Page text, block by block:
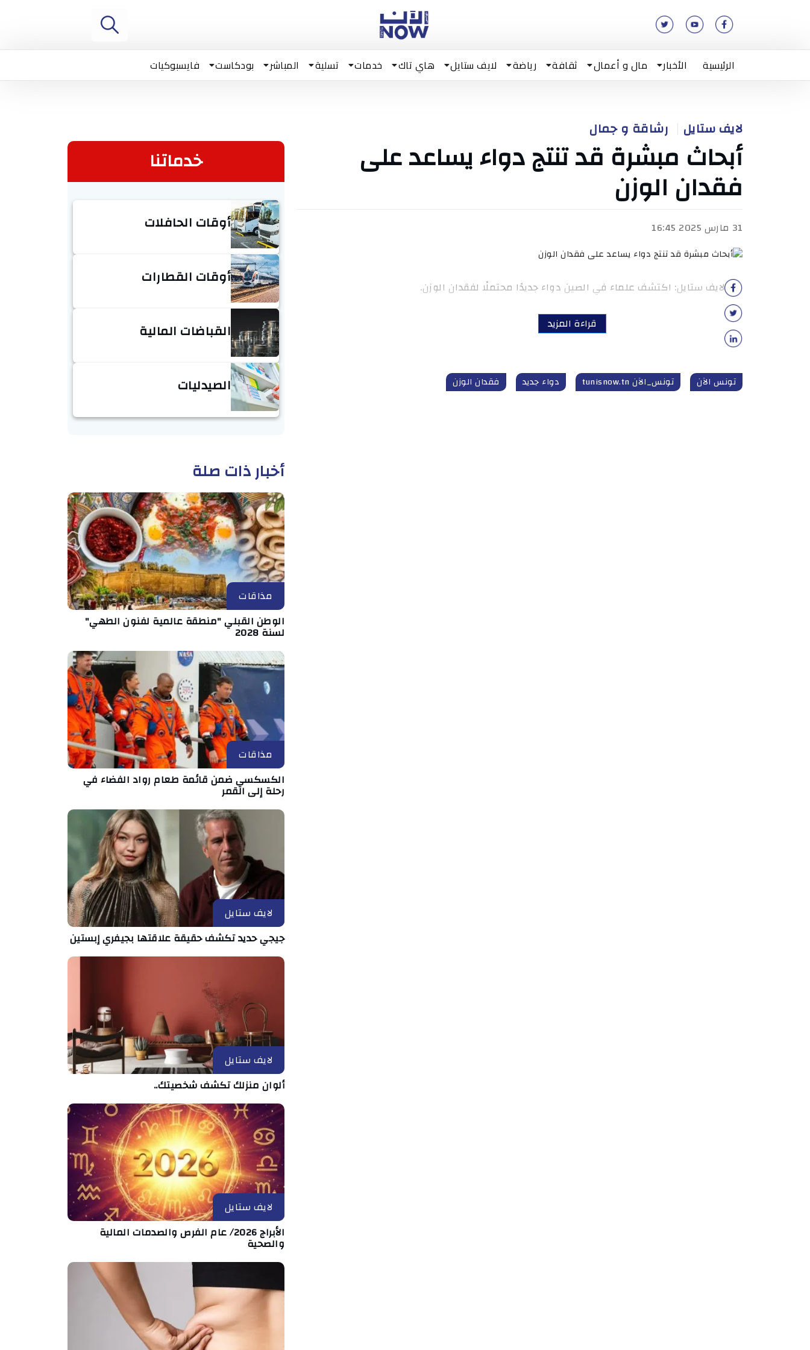
الرئيسية الأخبار مال و أعمال ثقافة رياضة لايف ستايل هاي تاك خدمات تسلية المباشر بودكاست فايسبوكيات
لايف ستايل رشاقة و جمال
أبحاث مبشرة قد تنتج دواء يساعد على
فقدان الوزن
31 مارس 2025 16:45
لايف ستايل: اكتشف علماء في الصين دواء جديدًا محتملًا لفقدان الوزن.
قراءة المزيد
تونس الآن تونس_الآن tunisnow.tn دواء جديد فقدان الوزن
خدماتنا
أوقات الحافلات
أوقات القطارات
القباضات المالية
الصيدليات
أخبار ذات صلة
مذاقات
الوطن القبلي "منطقة عالمية لفنون الطهي"
لسنة 2028
مذاقات
الكسكسي ضمن قائمة طعام رواد الفضاء في
رحلة إلى القمر
لايف ستايل
جيجي حديد تكشف حقيقة علاقتها بجيفري إبستين
لايف ستايل
ألوان منزلك تكشف شخصيتك..
لايف ستايل
الأبراج 2026/ عام الفرص والصدمات المالية
والصحية